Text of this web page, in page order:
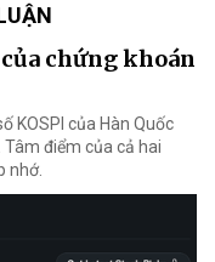
chứng khoán
KOSPI của Hàn Quốc
điểm của cả hai
nhớ.